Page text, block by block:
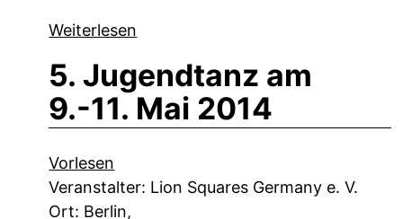
Weiterlesen
5. Jugendtanz am
9.-11. Mai 2014
Vorlesen
Veranstalter: Lion Squares Germany e. V.
Ort: Berlin,